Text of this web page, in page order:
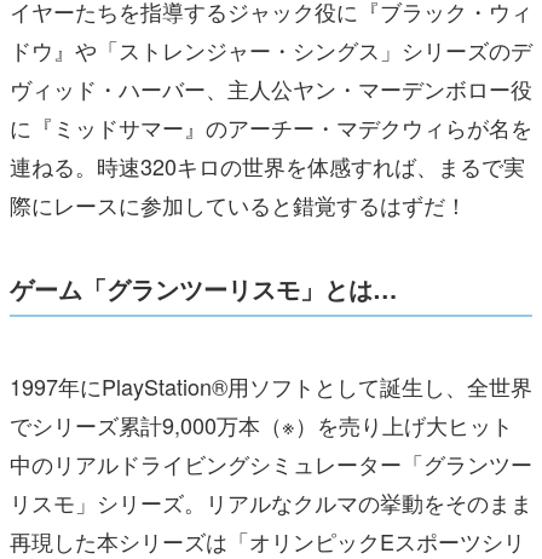
イヤーたちを指導するジャック役に『ブラック・ウィ
ドウ』や「ストレンジャー・シングス」シリーズのデ
ヴィッド・ハーバー、主人公ヤン・マーデンボロー役
に『ミッドサマー』のアーチー・マデクウィらが名を
連ねる。時速320キロの世界を体感すれば、まるで実
際にレースに参加していると錯覚するはずだ！
ゲーム「グランツーリスモ」とは…
1997年にPlayStation®用ソフトとして誕生し、全世界
でシリーズ累計9,000万本（※）を売り上げ大ヒット
中のリアルドライビングシミュレーター「グランツー
リスモ」シリーズ。リアルなクルマの挙動をそのまま
再現した本シリーズは「オリンピックEスポーツシリ